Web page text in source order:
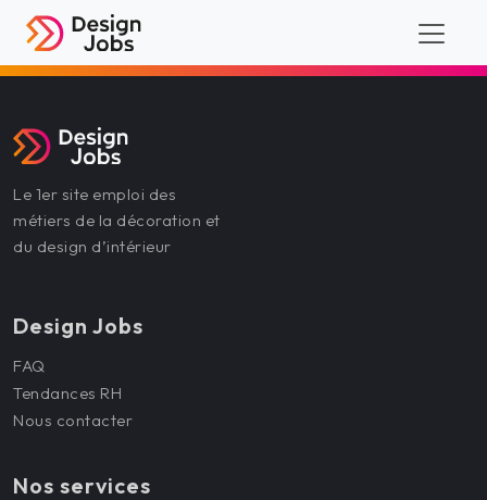
Le 1er site emploi des
métiers de la décoration et
du design d’intérieur
Design Jobs
FAQ
Tendances RH
Nous contacter
Nos services